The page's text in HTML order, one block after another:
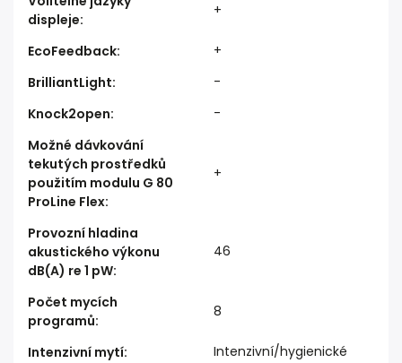
displeje:
+
EcoFeedback:
+
BrilliantLight:
-
Knock2open:
-
Možné dávkování
tekutých prostředků
použitím modulu G 80
ProLine Flex:
+
Provozní hladina
akustického výkonu
dB(A) re 1 pW:
46
Počet mycích
programů:
8
Intenzivní mytí:
Intenzivní/hygienické